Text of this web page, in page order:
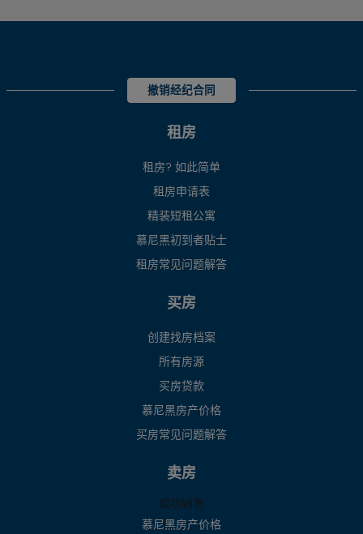
撤销经纪合同
租房
租房? 如此简单
租房申请表
精装短租公寓
慕尼黑初到者贴士
租房常见问题解答
买房
创建找房档案
所有房源
买房贷款
慕尼黑房产价格
买房常见问题解答
卖房
成功销售
慕尼黑房产价格